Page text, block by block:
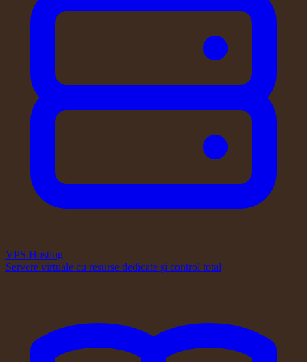
VPS Hosting
Servere virtuale cu resurse dedicate și control total